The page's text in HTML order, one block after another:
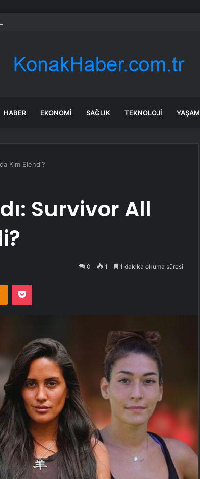
bu araçları alanlar pişman olacak
HABER EKONOMI SAĞLIK TEKNOLOJI YAŞAM
Kim Elendi?
Survivor All
0 1 1 dakika okuma süresi
Odnoklassniki
Pocket